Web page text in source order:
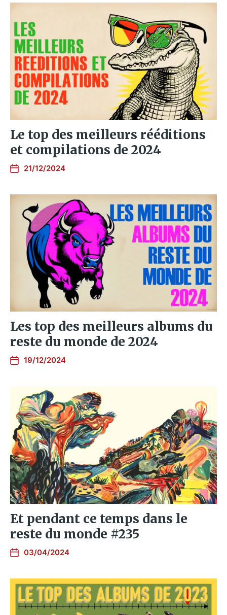
Le top des meilleurs rééditions
et compilations de 2024
21/12/2024
Les top des meilleurs albums du
reste du monde de 2024
19/12/2024
Et pendant ce temps dans le
reste du monde #235
03/04/2024